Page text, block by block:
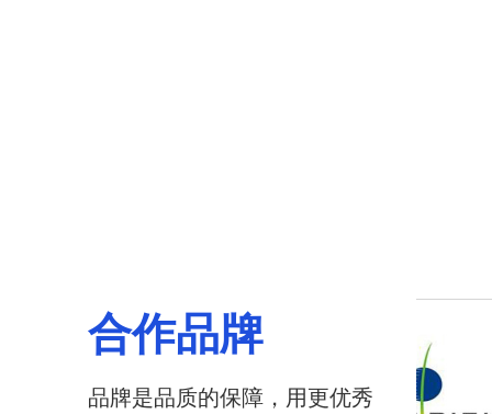
合作品牌
品牌是品质的保障，用更优秀